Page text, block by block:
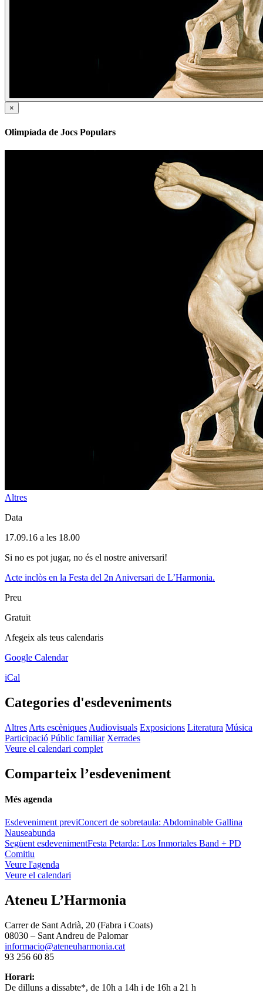
×
Olimpíada de Jocs Populars
Altres
Data
17.09.16 a les 18.00
Si no es pot jugar, no és el nostre aniversari!
Acte inclòs en la Festa del 2n Aniversari de L’Harmonia.
Preu
Gratuït
Afegeix als teus calendaris
Google Calendar
iCal
Categories d'esdeveniments
Altres Arts escèniques Audiovisuals Exposicions Literatura Música
Participació Públic familiar Xerrades
Veure el calendari complet
Comparteix l’esdeveniment
Més agenda
Esdeveniment previConcert de sobretaula: Abdominable Gallina
Nauseabunda
Següent esdevenimentFesta Petarda: Los Inmortales Band + PD
Comitiu
Veure l'agenda
Veure el calendari
Ateneu L’Harmonia
Carrer de Sant Adrià, 20 (Fabra i Coats)
08030 – Sant Andreu de Palomar
informacio@ateneuharmonia.cat
93 256 60 85
Horari:
De dilluns a dissabte*, de 10h a 14h i de 16h a 21 h